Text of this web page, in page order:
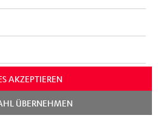
DP-UB154
Unterstützung inklusive
HDR10+ für eine überragende
179,‐€
AKZEPTIEREN
ÜBERNEHMEN